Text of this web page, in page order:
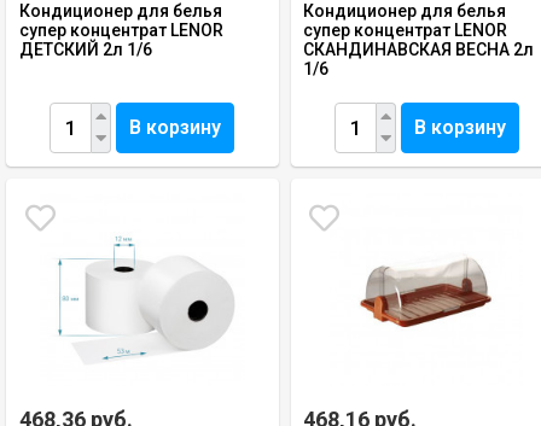
Кондиционер для белья
супер концентрат LENOR
ДЕТСКИЙ 2л 1/6
В корзину
Кондиционер для белья
супер концентрат LENOR
СКАНДИНАВСКАЯ ВЕСНА 2л
1/6
В корзину
468,36 руб. 468,16 руб.